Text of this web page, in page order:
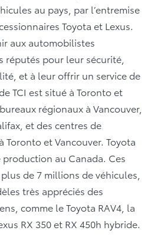
au pays, par l’entremise
Toyota et Lexus.
aux automobilistes
réputés pour leur sécurité,
et à leur offrir un service de
TCI est situé à Toronto et
régionaux à Vancouver,
et des centres de
et Vancouver. Toyota
au Canada. Ces
de 7 millions de véhicules,
très appréciés des
comme le Toyota RAV4, la
RX 350 et RX 450h hybride.